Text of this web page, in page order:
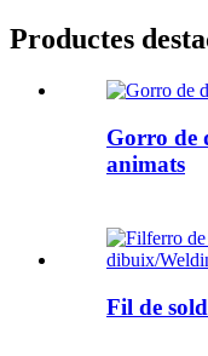
Productes
Gorro de
animats
Fil de